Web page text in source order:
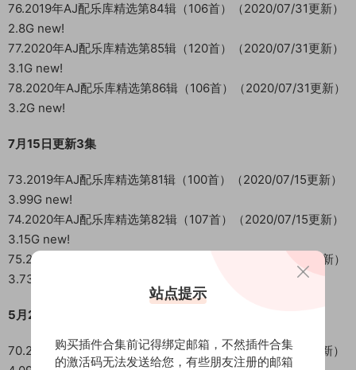
76.2019年AJ配乐库精选第84辑（106首）（2020/07/31更新）
2.8G new!
77.2020年AJ配乐库精选第85辑（120首）（2020/07/31更新）
3.1G new!
78.2020年AJ配乐库精选第86辑（106首）（2020/07/31更新）
3.2G new!
7月15日更新3集
73.2019年AJ配乐库精选第81辑（100首）（2020/07/15更新）
3.99G new!
74.2020年AJ配乐库精选第82辑（107首）（2020/07/15更新）
3.15G new!
75.2020年AJ配乐库精选第83辑（102首）（2020/07/15更新）
3.73G new!
5月20日更新3集
70.2019年AJ配乐库精选第78辑（100首）（2020/05/20更新）
站点提示
购买插件合集前记得绑定邮箱，不然插件合集
的激活码无法发送给您，有些朋友注册的邮箱